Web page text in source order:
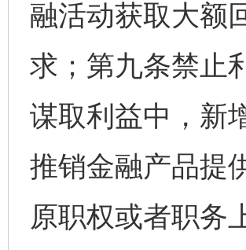
融活动获取大额
求；第九条禁止
谋取利益中，新
推销金融产品提
原职权或者职务